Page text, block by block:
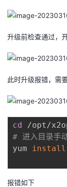
升级前检查通过，
此时升级报错，需
cd
# 进入目录
yum
install
报错如下